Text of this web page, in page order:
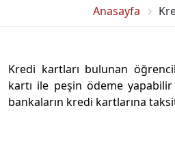
Anasayfa
Kredi kartları bulunan
kartı ile peşin ödeme
bankaların kredi kartlarına